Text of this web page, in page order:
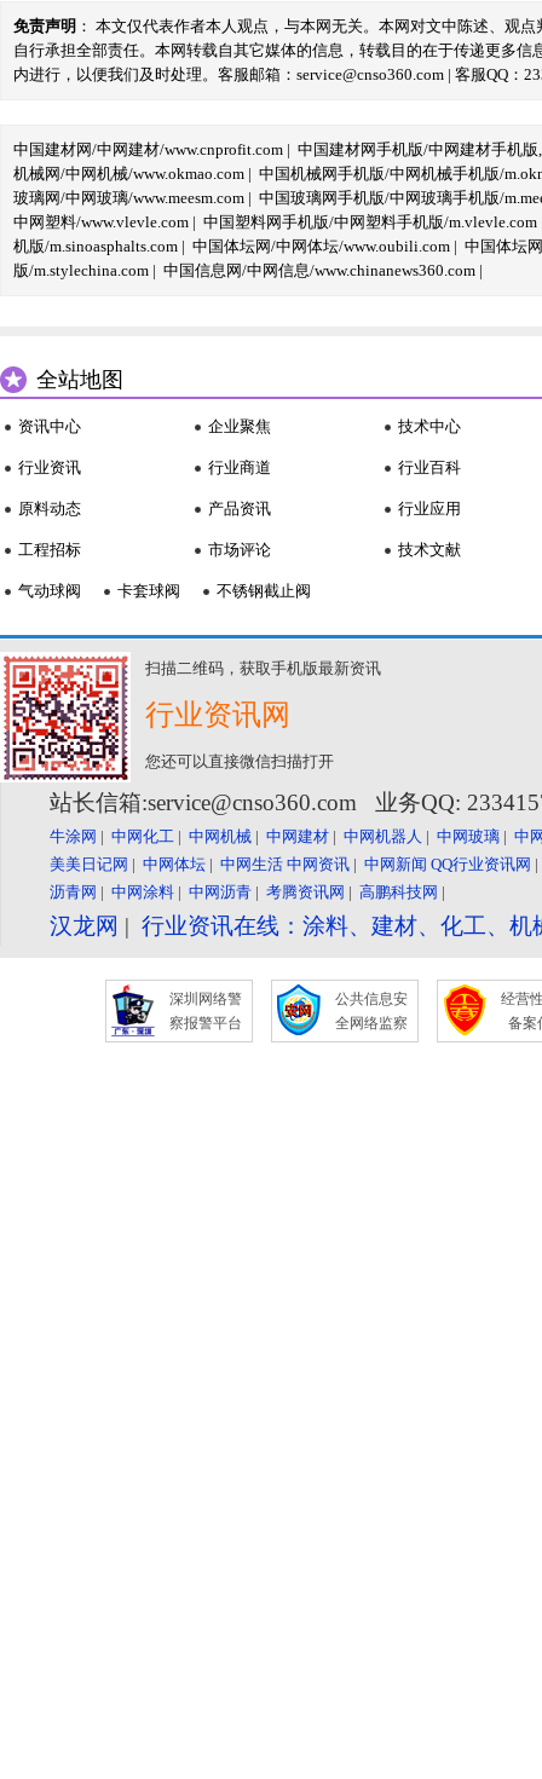
免责声明 ： 本文仅代表作者本人观点，与本网无关。本网对文中陈述、观
自行承担全部责任。本网转载自其它媒体的信息，转载目的在于传递更多
内进行，以便我们及时处理。客服邮箱：service@cnso360.com | 客服QQ：
中国建材网/中网建材/www.cnprofit.com | 中国建材网手机版/中网建材手机版
机械网/中网机械/www.okmao.com | 中国机械网手机版/中网机械手机版/
玻璃网/中网玻璃/www.meesm.com | 中国玻璃网手机版/中网玻璃手机版/
中网塑料/www.vlevle.com | 中国塑料网手机版/中网塑料手机版/m.vlevle.com
机版/m.sinoasphalts.com | 中国体坛网/中网体坛/www.oubili.com | 中国体坛
版/m.stylechina.com | 中国信息网/中网信息/www.chinanews360.com |
全站地图
资讯中心
行业资讯
原料动态
工程招标
企业聚焦
行业商道
产品资讯
市场评论
技术中心
行业百科
行业应用
技术文献
气动球阀 卡套球阀 不锈钢截止阀
扫描二维码，获取手机版最新资讯
行业资讯网
您还可以直接微信扫描打开
站长信箱:service@cnso360.com 业务QQ:
牛涂网 | 中网化工 | 中网机械 | 中网建材 | 中网机器人 | 中网玻璃 | 中
美美日记网 | 中网体坛 | 中网生活 中网资讯 | 中网新闻 QQ行业资讯网
沥青网 | 中网涂料 | 中网沥青 | 考腾资讯网 | 高鹏科技网 |
汉龙网 | 行业资讯在线：涂料、建材、化工、
深圳网络警
察报警平台
公共信息安
全网络监察
经营
备案